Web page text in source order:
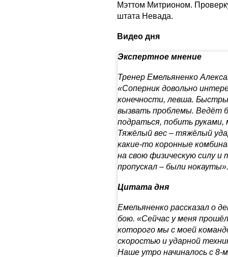
Мэттом Митрионом.
штата Невада.
Видео дня
Экспертное мнение
Тренер Емельяненко
«Соперник довольно
конечности, левша.
вызвать проблемы. Ведёт
подраться, побить руками,
Тяжёлый вес – тяжёлый
какие-то коронные
на свою физическую силу
пропускал – были нокауты».
Цитата дня
Емельяненко рассказал о
бою. «Сейчас у меня
которого мы с моей
скоростью и ударной
Наше утро начиналось с 8-